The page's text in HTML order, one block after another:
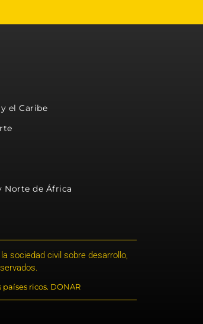
el Caribe
Norte de África
sociedad civil sobre desarrollo,
ricos. DONAR